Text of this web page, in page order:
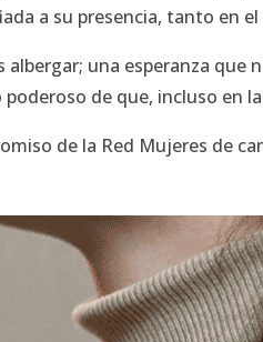
a su presencia, tanto en
una esperanza
de que, incluso en
de la Red Mujeres de